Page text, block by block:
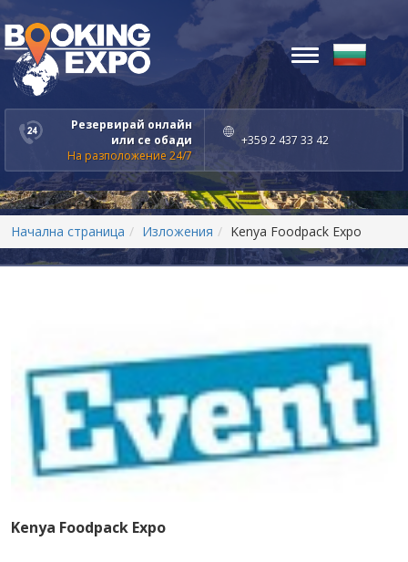
Резервирай онлайн
или се обади
На разположение 24/7
+359 2 437 33 42
Toggle
navigation
Начална страница Изложения Kenya Foodpack Expo
Kenya Foodpack Expo